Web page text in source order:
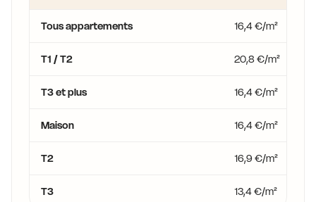
Tous appartements 16,4 €/m²
T1 / T2 20,8 €/m²
T3 et plus 16,4 €/m²
Maison 16,4 €/m²
T2 16,9 €/m²
T3 13,4 €/m²